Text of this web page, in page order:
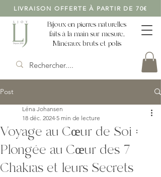
LIVRAISON OFFERTE À PARTIR DE 70€
Bijoux en pierres naturelles
faits à la main sur mesure,
Minéraux bruts et polis
Post
Voyage au Cœur de Soi :
Plongée au Cœur des 7
Chakras et leurs Secrets
Léna Johansen
18 déc. 2024 5 min de lecture